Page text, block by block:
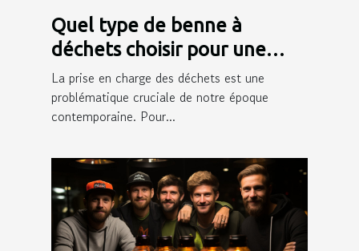
Quel type de benne à
déchets choisir pour une
gestion efficace des déchets
?
La prise en charge des déchets est une
problématique cruciale de notre époque
contemporaine. Pour...